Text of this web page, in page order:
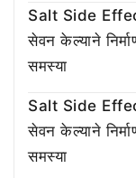
Salt Side
सेवन केल्याने
समस्या
Salt Side
सेवन केल्याने
समस्या